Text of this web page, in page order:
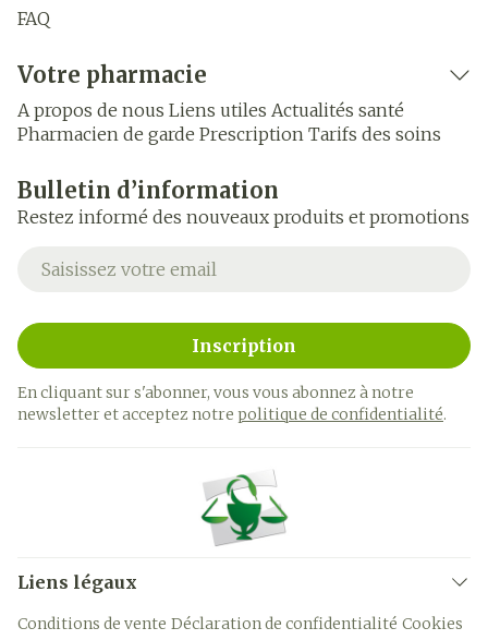
FAQ
Votre pharmacie
A propos de nous Liens utiles Actualités santé
Pharmacien de garde Prescription Tarifs des soins
Bulletin d’information
Restez informé des nouveaux produits et promotions
Adresse mail
Inscription
En cliquant sur s'abonner, vous vous abonnez à notre
newsletter et acceptez notre politique de confidentialité.
Liens légaux
Conditions de vente Déclaration de confidentialité Cookies